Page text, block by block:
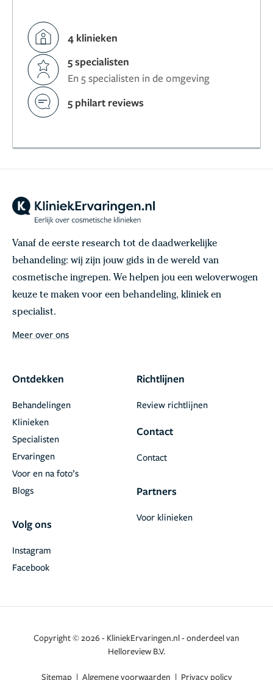
4 klinieken
5 specialisten
En 5 specialisten in de omgeving
5 philart reviews
Vanaf de eerste research tot de daadwerkelijke
behandeling: wij zijn jouw gids in de wereld van
cosmetische ingrepen. We helpen jou een weloverwogen
keuze te maken voor een behandeling, kliniek en
specialist.
Meer over ons
Ontdekken
Behandelingen
Klinieken
Specialisten
Ervaringen
Voor en na foto’s
Blogs
Volg ons
Facebook
Instagram
Richtlijnen
Review richtlijnen
Contact
Contact
Partners
Voor klinieken
Copyright © 2026 - KliniekErvaringen.nl - onderdeel van
Helloreview B.V.
Sitemap | Algemene voorwaarden | Privacy policy